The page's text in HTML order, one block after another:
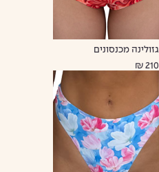
גזולינה מכנסונים
210 ₪